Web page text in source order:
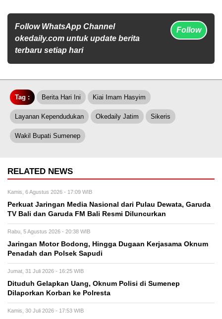
Follow WhatsApp Channel
okedaily.com untuk update berita
terbaru setiap hari
Follow
Tag : Berita Hari Ini Kiai Imam Hasyim
Layanan Kependudukan Okedaily Jatim Sikeris
Wakil Bupati Sumenep
RELATED NEWS
Kamis, 6 Agustus 2026 - 17:09 WIB
Perkuat Jaringan Media Nasional dari Pulau Dewata, Garuda
TV Bali dan Garuda FM Bali Resmi Diluncurkan
Rabu, 5 Agustus 2026 - 20:38 WIB
Jaringan Motor Bodong, Hingga Dugaan Kerjasama Oknum
Penadah dan Polsek Sapudi
Jumat, 31 Juli 2026 - 16:25 WIB
Dituduh Gelapkan Uang, Oknum Polisi di Sumenep
Dilaporkan Korban ke Polresta
Kamis, 30 Juli 2026 - 17:53 WIB